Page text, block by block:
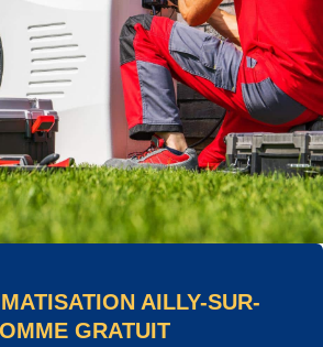
AILLY-SUR-
GRATUIT